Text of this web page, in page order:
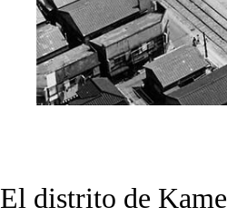
El distrito de